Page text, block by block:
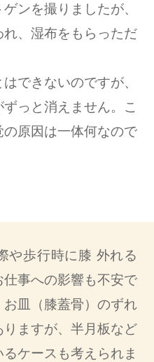
ンを撮りましたが、
、湿布をもらっただ
できないのですが、
っと消えません。こ
原因は一体何なので
や歩行時に膝 外れる
事への影響も不安で
皿（膝蓋骨）のずれ
ますが、半月板など
ケースも考えられま